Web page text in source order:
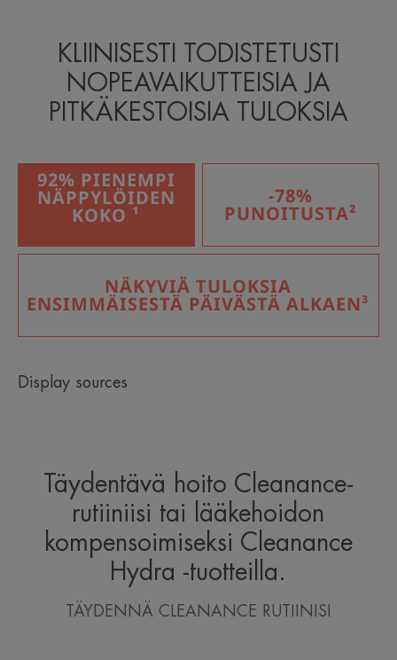
KLIINISESTI TODISTETUSTI
NOPEAVAIKUTTEISIA JA
PITKÄKESTOISIA TULOKSIA
92% PIENEMPI
NÄPPYLÖIDEN
KOKO ¹
-78%
PUNOITUSTA²
NÄKYVIÄ TULOKSIA
ENSIMMÄISESTÄ PÄIVÄSTÄ ALKAEN³
Display sources
Täydentävä hoito Cleanance-
rutiiniisi tai lääkehoidon
kompensoimiseksi Cleanance
Hydra -tuotteilla.
TÄYDENNÄ CLEANANCE RUTIINISI